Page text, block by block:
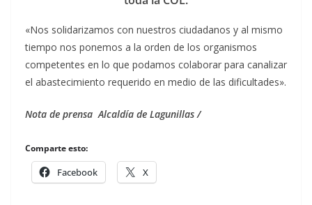
«Nos solidarizamos con nuestros ciudadanos y al mismo
tiempo nos ponemos a la orden de los organismos
competentes en lo que podamos colaborar para canalizar
el abastecimiento requerido en medio de las dificultades».
Nota de prensa Alcaldía de Lagunillas /
Comparte esto:
Facebook X